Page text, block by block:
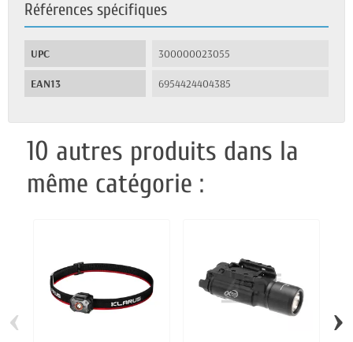
Références spécifiques
UPC 300000023055
EAN13 6954424404385
10 autres produits dans la
même catégorie :
‹ ›